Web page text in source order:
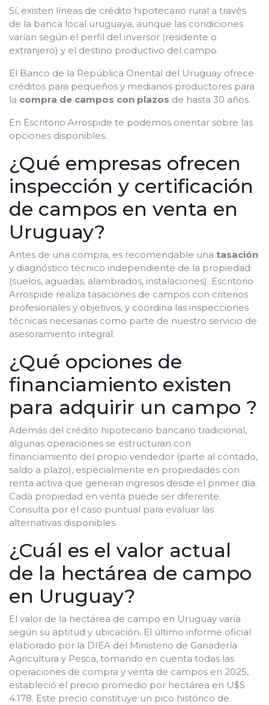
Sí, existen líneas de crédito hipotecario rural a través
de la banca local uruguaya, aunque las condiciones
varían según el perfil del inversor (residente o
extranjero) y el destino productivo del campo.
El Banco de la República Oriental del Uruguay ofrece
créditos para pequeños y medianos productores para
la compra de campos con plazos de hasta 30 años.
En Escritorio Arrospide te podemos orientar sobre las
opciones disponibles.
¿Qué empresas ofrecen
inspección y certificación
de campos en venta en
Uruguay?
Antes de una compra, es recomendable una tasación
y diagnóstico técnico independiente de la propiedad
(suelos, aguadas, alambrados, instalaciones). Escritorio
Arrospide realiza tasaciones de campos con criterios
profesionales y objetivos, y coordina las inspecciones
técnicas necesarias como parte de nuestro servicio de
asesoramiento integral.
¿Qué opciones de
financiamiento existen
para adquirir un campo ?
Además del crédito hipotecario bancario tradicional,
algunas operaciones se estructuran con
financiamiento del propio vendedor (parte al contado,
saldo a plazo), especialmente en propiedades con
renta activa que generan ingresos desde el primer día.
Cada propiedad en venta puede ser diferente.
Consulta por el caso puntual para evaluar las
alternativas disponibles.
¿Cuál es el valor actual
de la hectárea de campo
en Uruguay?
El valor de la hectárea de campo en Uruguay varía
según su aptitud y ubicación. El último informe oficial
elaborado por la DIEA del Ministerio de Ganadería
Agricultura y Pesca, tomando en cuenta todas las
operaciones de compra y venta de campos en 2025,
estableció el precio promedio por hectárea en U$S
4.178. Este precio constituye un pico histórico de